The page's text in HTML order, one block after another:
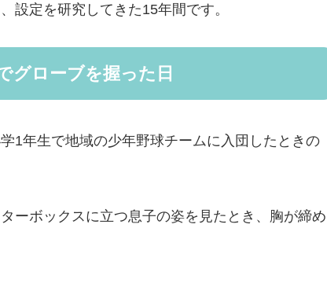
設定を研究してきた15年間です。
グローブを握った日
1年生で地域の少年野球チームに入団したときの
ーボックスに立つ息子の姿を見たとき、胸が締め